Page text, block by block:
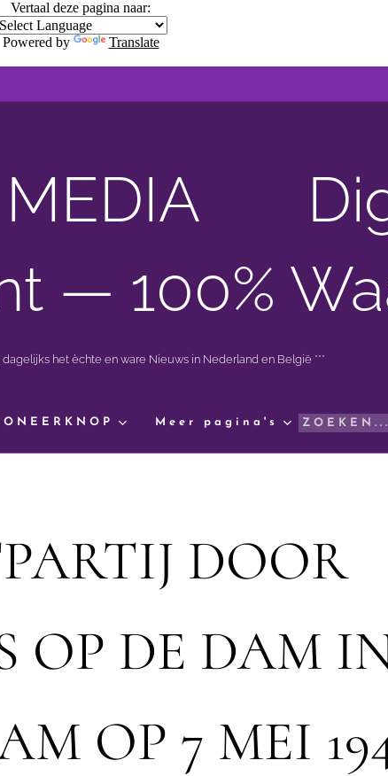
Vertaal deze pagina naar:
Powered by Translate
🟣
— 100%
het èchte en ware Nieuws in Nederland en België ***
Meer pagina's
DOOR
OP DE DAM
OP 7 MEI